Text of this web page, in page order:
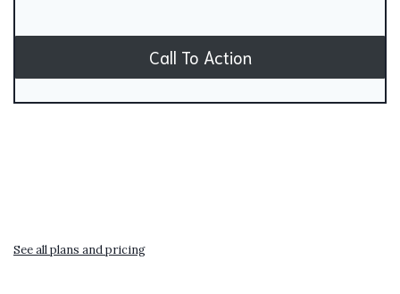
Call To Action
See all plans and pricing